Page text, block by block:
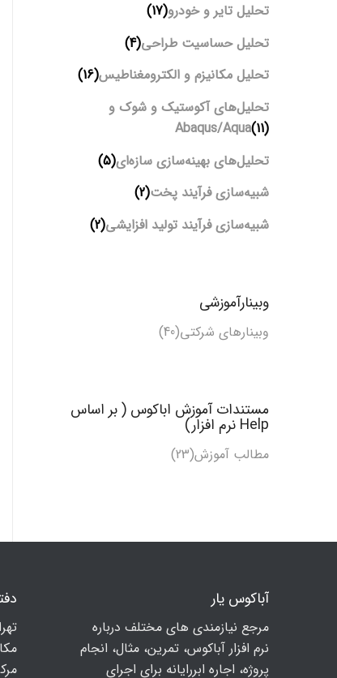
تحلیل تایر و خودرو(17)
تحلیل حساسیت طراحی(4)
تحلیل مکانیزم و الکترومغناطیس(16)
تحلیل‌های آکوستیک و شوک و
Abaqus/Aqua(11)
تحلیل‌های بهینه‌سازی سازه‌ای(5)
شبیه‌سازی فرآیند پخت(2)
شبیه‌سازی فرآیند تولید افزایشی(2)
وبینارآموزشی
وبینارهای شرکتی(40)
مستندات آموزش اباکوس ( بر اساس
Help نرم افزار)
مطالب آموزش(23)
آباکوس یار
مرجع نیازمندی های مختلف درباره
نرم افزار آباکوس، تمرین، مثال، انجام
پروژه، اجاره ابررایانه برای اجرای